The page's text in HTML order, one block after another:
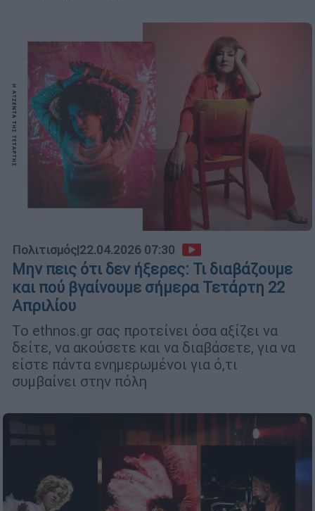
Πολιτισμός|22.04.2026 07:30
Μην πεις ότι δεν ήξερες: Τι διαβάζουμε
και πού βγαίνουμε σήμερα Τετάρτη 22
Απριλίου
Το ethnos.gr σας προτείνει όσα αξίζει να
δείτε, να ακούσετε και να διαβάσετε, για να
είστε πάντα ενημερωμένοι για ό,τι
συμβαίνει στην πόλη